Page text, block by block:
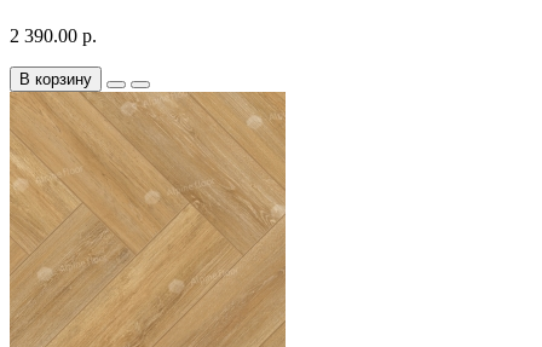
2 390.00 р.
В корзину